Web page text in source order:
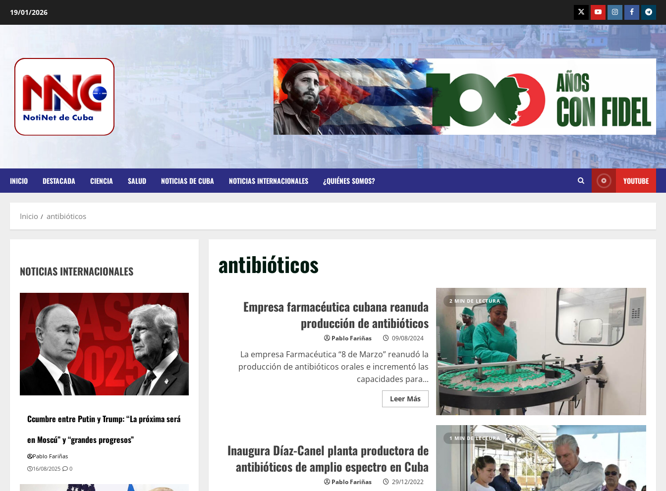
19/01/2026
INICIO DESTACADA CIENCIA SALUD NOTICIAS DE CUBA NOTICIAS INTERNACIONALES ¿QUIÉNES SOMOS? YOUTUBE
Inicio antibióticos
antibióticos
2 MIN DE LECTURA
Empresa farmacéutica cubana reanuda
producción de antibióticos
Pablo Fariñas 09/08/2024
La empresa Farmacéutica “8 de Marzo” reanudó la
producción de antibióticos orales e incrementó las
capacidades para...
Leer Más
1 MIN DE LECTURA
Inaugura Díaz-Canel planta productora de
antibióticos de amplio espectro en Cuba
Pablo Fariñas 29/12/2022
NOTICIAS INTERNACIONALES
Ccumbre entre Putin y Trump: “La próxima será
en Moscú” y “grandes progresos”
Pablo Fariñas
16/08/2025
0